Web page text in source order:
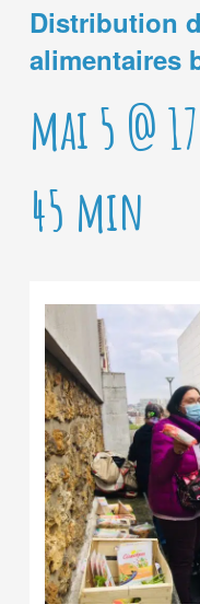
Distribution
alimentaires
mai 5 @
45 min